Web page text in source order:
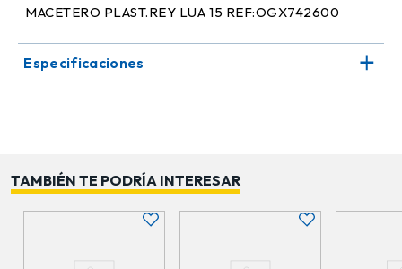
MACETERO PLAST.REY LUA 15 REF:OGX742600
Especificaciones
TAMBIÉN TE PODRÍA INTERESAR